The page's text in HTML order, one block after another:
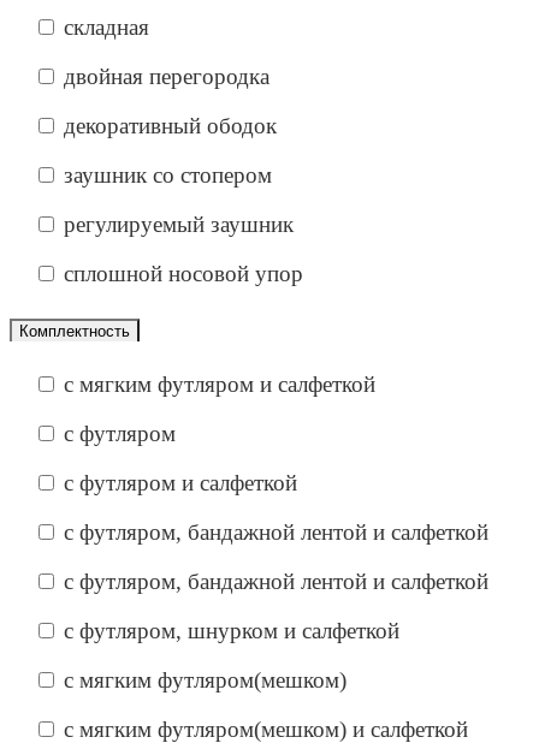
складная
двойная перегородка
декоративный ободок
заушник со стопером
регулируемый заушник
сплошной носовой упор
Комплектность
с мягким футляром и салфеткой
с футляром
с футляром и салфеткой
с футляром, бандажной лентой и салфеткой
с футляром, бандажной лентой и салфеткой
с футляром, шнурком и салфеткой
с мягким футляром(мешком)
с мягким футляром(мешком) и салфеткой